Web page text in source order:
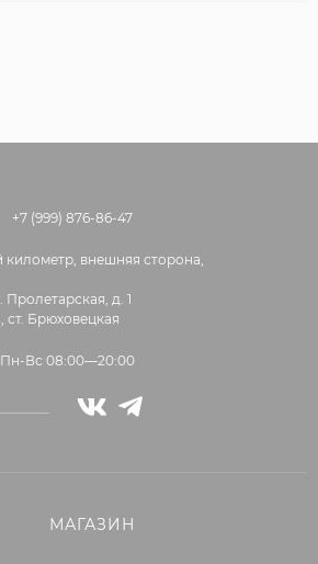
+7 (999) 876-86-47
внешняя сторона,
Пролетарская, д. 1
ст. Брюховецкая
Пн-Вс 08:00—20:00
МАГАЗИН